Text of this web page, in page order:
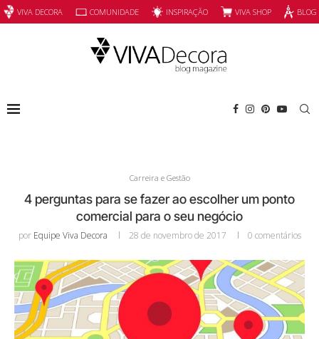
VIVA DECORA COMUNIDADE INSPIRAÇÃO VIVA SHOP
Carreira e Gestão
4 perguntas para se fazer ao escolher um ponto
comercial para o seu negócio
por Equipe Viva Decora 28 de novembro de 2017 0 comentários